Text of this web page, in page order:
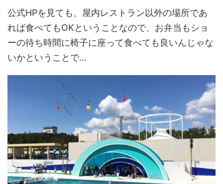
公式HPを見ても、屋内レストラン以外の場所であ
れば食べてもOKということなので、お弁当もショ
ーの待ち時間に椅子に座って食べても良いんじゃな
いかということで...